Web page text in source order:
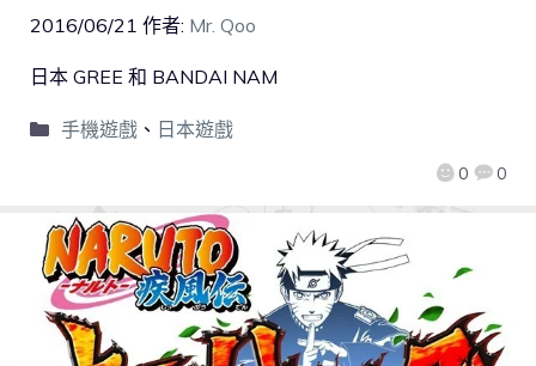
2016/06/21 作者: Mr. Qoo
0 0
日本 GREE 和 BANDAI NAM
手機遊戲、 日本遊戲